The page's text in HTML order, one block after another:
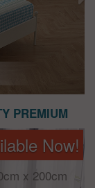
PREMIUM
Now!
x 200cm